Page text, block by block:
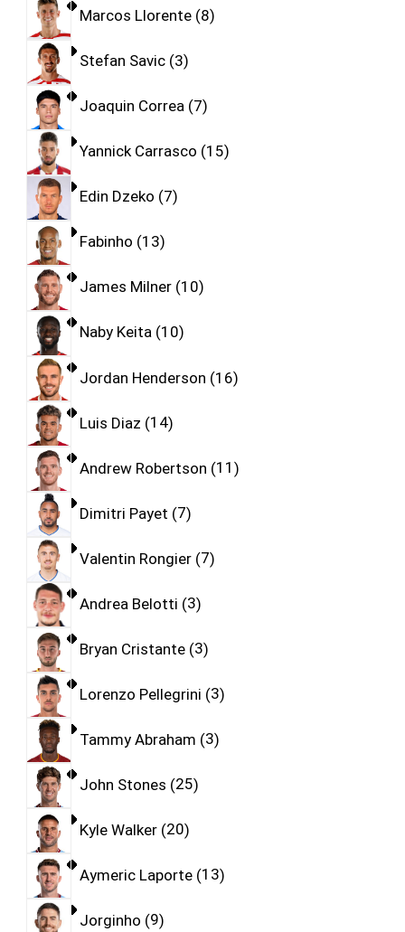
Marcos Llorente 8
Stefan Savic 3
Joaquin Correa 7
Yannick Carrasco 15
Edin Dzeko 7
Fabinho 13
James Milner 10
Naby Keita 10
Jordan Henderson 16
Luis Diaz 14
Andrew Robertson 11
Dimitri Payet 7
Valentin Rongier 7
Andrea Belotti 3
Bryan Cristante 3
Lorenzo Pellegrini 3
Tammy Abraham 3
John Stones 25
Kyle Walker 20
Aymeric Laporte 13
Jorginho 9